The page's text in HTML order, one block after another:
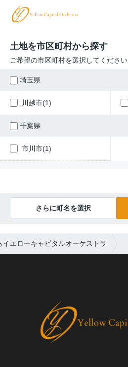
土地を市区町村から探す
ご希望の市区町村を選択してください
埼玉県
川越市(1)
千葉県
市川市(1)
さらに町名を選択
エローキャピタルオーケストラ